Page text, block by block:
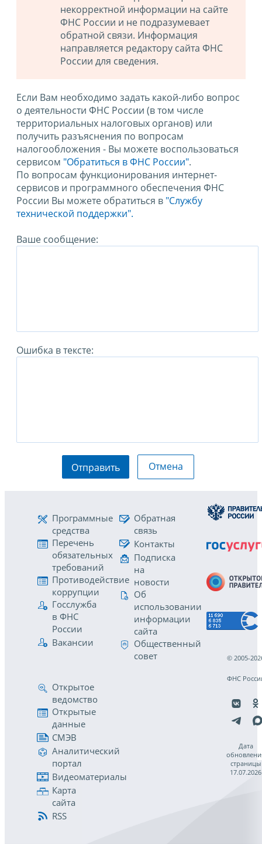
некорректной информации на сайте
ФНС России и не подразумевает
обратной связи. Информация
направляется редактору сайта ФНС
России для сведения.
Если Вам необходимо задать какой-либо вопрос
о деятельности ФНС России (в том числе
территориальных налоговых органов) или
получить разъяснения по вопросам
налогообложения - Вы можете воспользоваться
сервисом "Обратиться в ФНС России".
По вопросам функционирования интернет-
сервисов и программного обеспечения ФНС
России Вы можете обратиться в "Службу
технической поддержки".
Ваше сообщение:
Ошибка в тексте:
Отправить Отмена
Программные
средства
Перечень
обязательных
требований
Противодействие
коррупции
Госслужба
в ФНС
России
Вакансии
Обратная
связь
Контакты
Подписка
на
новости
Об
использовании
информации
сайта
Общественный
совет
Открытое
ведомство
Открытые
данные
СМЭВ
Аналитический
портал
Видеоматериалы
Карта
сайта
RSS
© 2005-
ФНС
Дата
страницы
17.07.2026